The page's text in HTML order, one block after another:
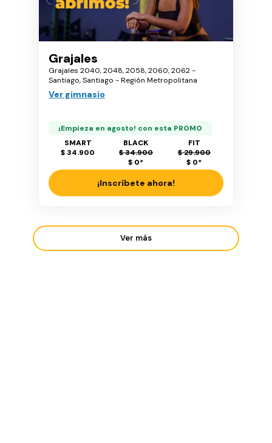
Grajales
Grajales 2040, 2048, 2058, 2060, 2062 -
Santiago, Santiago - Región Metropolitana
Ver gimnasio
¡Empieza en agosto! con esta PROMO
SMART
$ 34.900
BLACK
$ 34.900
$ 0*
FIT
$ 29.900
$ 0*
¡Inscríbete ahora!
Ver más